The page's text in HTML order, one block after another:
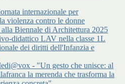
internazionale per
violenza contro le donne
Biennale di Architettura 2025
didattico LAV nella classe 1L
dei diritti dell'Infanzia e
- "Un gesto che unisce: al
la merenda che trasforma la